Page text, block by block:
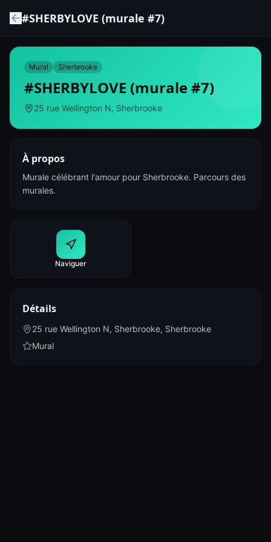
#SHERBYLOVE (murale #7)
Mural Sherbrooke
#SHERBYLOVE (murale #7)
25 rue Wellington N, Sherbrooke
À propos
Murale célébrant l'amour pour Sherbrooke. Parcours des
murales.
Naviguer
Détails
25 rue Wellington N, Sherbrooke, Sherbrooke
Mural